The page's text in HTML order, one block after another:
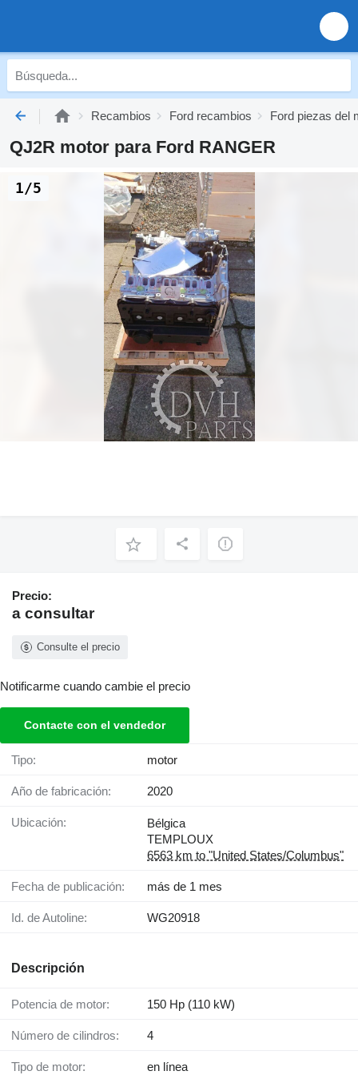
Recambios Ford recambios Ford piezas del
QJ2R motor para Ford RANGER
1/5
Precio:
a consultar
Consulte el precio
Notificarme cuando cambie el precio
Contacte con el vendedor
Tipo: motor
Año de fabricación: 2020
Ubicación:
Bélgica
TEMPLOUX
6563 km to "United States/Columbus"
Fecha de publicación: más de 1 mes
Id. de Autoline: WG20918
Descripción
Potencia de motor: 150 Hp (110 kW)
Número de cilindros: 4
Tipo de motor: en línea